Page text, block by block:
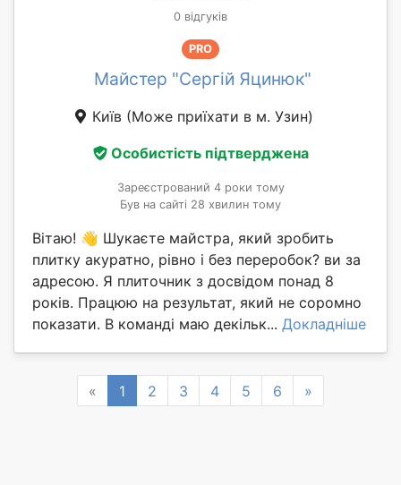
0 відгуків
PRO
Майстер "Сергій Яцинюк"
Київ (Може приїхати в м. Узин)
Особистість підтверджена
Зареєстрований 4 роки тому
Був на сайті 28 хвилин тому
Вітаю! 👋 Шукаєте майстра, який зробить
плитку акуратно, рівно і без переробок? ви за
адресою. Я плиточник з досвідом понад 8
років. Працюю на результат, який не соромно
показати. В команді маю декільк... Докладніше
« Previous
1 2 3 4 5 6 »